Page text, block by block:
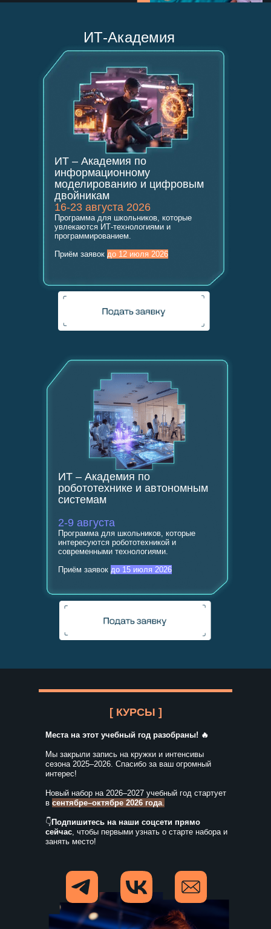
ИТ-Академия
ИТ – Академия по
информационному
моделированию и цифровым
двойникам
16-23 августа 2026
Программа для школьников, которые
увлекаются ИТ-технологиями и
программированием.
Приём заявок до 12 июля 2026
ИТ – Академия по
робототехнике и автономным
системам
2-9 августа
Программа для школьников, которые
интересуются робототехникой и
современными технологиями.
Приём заявок до 15 июля 2026
[ КУРСЫ ]
Места на этот учебный год разобраны! 🔥
Мы закрыли запись на кружки и интенсивы
сезона 2025–2026. Спасибо за ваш огромный
интерес!
Новый набор на 2026–2027 учебный год стартует
в сентябре–октябре 2026 года.
👇Подпишитесь на наши соцсети прямо
сейчас, чтобы первыми узнать о старте набора и
занять место!
[ИННОВАЦИОННАЯ ПРОГРАММА ДЛЯ
ШКОЛЬНИКОВ 14−17 ЛЕТ С БАЗОВЫМИ
НАВЫКАМИ ПРОГРАММИРОВАНИЯ.
ПОГРУЖЕНИЕ В РЕШЕНИЕ РЕАЛЬНЫХ
КЕЙСОВ ОТ КОМПАНИЙ-ЛИДЕРОВ
НЕЙМАРК.
ИТ-Академия
Что даёт
/ Реальные задачи — реальный опыт
Школьники сразу погружаются в решение
актуальных бизнес-кейсов от IT-компаний,
получая индустриальный опыт и первое